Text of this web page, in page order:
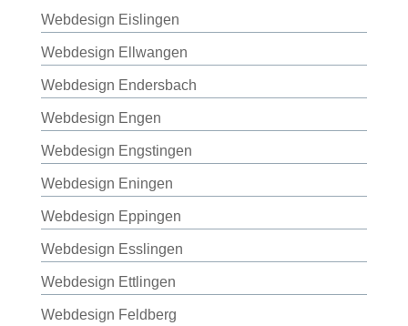
Webdesign Eislingen
Webdesign Ellwangen
Webdesign Endersbach
Webdesign Engen
Webdesign Engstingen
Webdesign Eningen
Webdesign Eppingen
Webdesign Esslingen
Webdesign Ettlingen
Webdesign Feldberg